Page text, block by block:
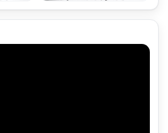
del Condominio,